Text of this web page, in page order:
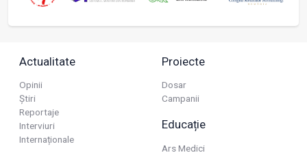
Actualitate
Opinii
Știri
Reportaje
Interviuri
Internaționale
Proiecte
Dosar
Campanii
Educație
Ars Medici